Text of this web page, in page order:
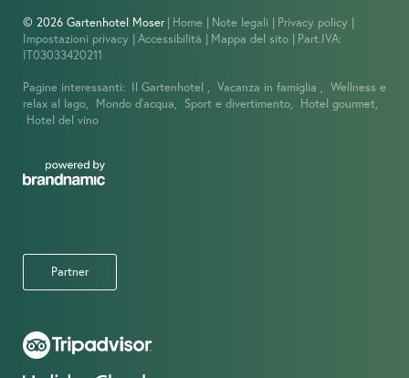
IMMAGINI
© 2026 Gartenhotel Moser | Home | Note legali | Privacy policy |
Impostazioni privacy | Accessibilità | Mappa del sito | Part.IVA:
IT03033420211
Pagine interessanti: Il Gartenhotel , Vacanza in famiglia , Wellness e
relax al lago, Mondo d’acqua, Sport e divertimento, Hotel gourmet,
Hotel del vino
Partner